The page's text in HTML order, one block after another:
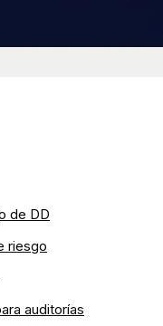
de DD
riesgo
auditorías